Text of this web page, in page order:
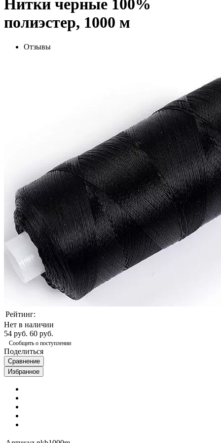
Нитки черные 100%
полиэстер, 1000 м
Отзывы
Рейтинг:
Нет в наличии
54 руб. 60 руб.
Сообщить о поступлении
Поделиться
Сравнение
Избранное